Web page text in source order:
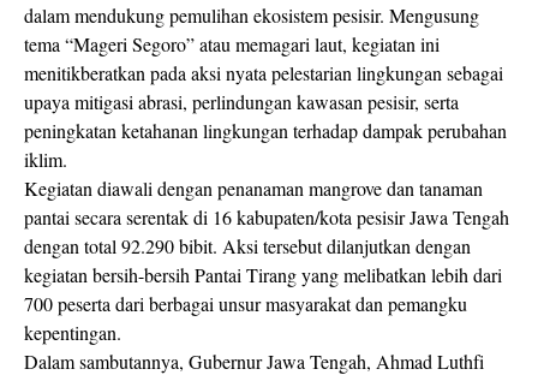
dalam mendukung pemulihan ekosistem pesisir. Mengusung
tema “Mageri Segoro” atau memagari laut, kegiatan ini
menitikberatkan pada aksi nyata pelestarian lingkungan sebagai
upaya mitigasi abrasi, perlindungan kawasan pesisir, serta
peningkatan ketahanan lingkungan terhadap dampak perubahan
iklim.
Kegiatan diawali dengan penanaman mangrove dan tanaman
pantai secara serentak di 16 kabupaten/kota pesisir Jawa Tengah
dengan total 92.290 bibit. Aksi tersebut dilanjutkan dengan
kegiatan bersih-bersih Pantai Tirang yang melibatkan lebih dari
700 peserta dari berbagai unsur masyarakat dan pemangku
kepentingan.
Dalam sambutannya, Gubernur Jawa Tengah, Ahmad Luthfi